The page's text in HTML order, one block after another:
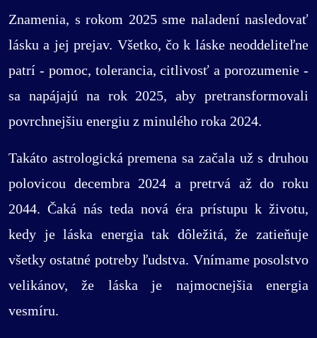
Znamenia, s rokom 2025 sme naladení nasledovať
lásku a jej prejav. Všetko, čo k láske neoddeliteľne
patrí - pomoc, tolerancia, citlivosť a porozumenie -
sa napájajú na rok 2025, aby pretransformovali
povrchnejšiu energiu z minulého roka 2024.
Takáto astrologická premena sa začala už s druhou
polovicou decembra 2024 a pretrvá až do roku
2044. Čaká nás teda nová éra prístupu k životu,
kedy je láska energia tak dôležitá, že zatieňuje
všetky ostatné potreby ľudstva. Vnímame posolstvo
velikánov, že láska je najmocnejšia energia
vesmíru.